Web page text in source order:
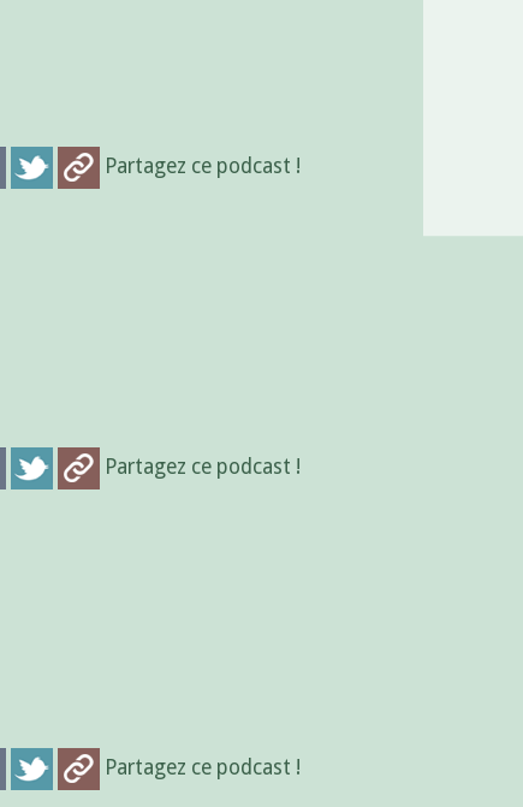
Partagez ce podcast !
Partagez ce podcast !
Partagez ce podcast !